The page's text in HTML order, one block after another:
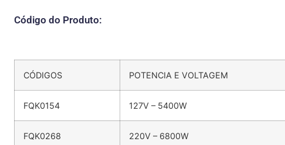
Código do Produto:
CÓDIGOS POTENCIA E VOLTAGEM
FQK0154 127V – 5400W
FQK0268 220V – 6800W